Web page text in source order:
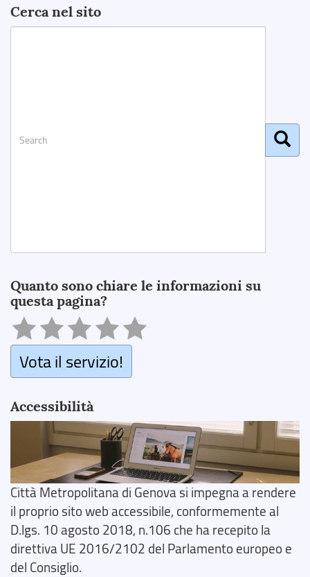
Cerca nel sito
Quanto sono chiare le informazioni su
questa pagina?
Vota il servizio!
Accessibilità
Città Metropolitana di Genova si impegna a rendere
il proprio sito web accessibile, conformemente al
D.lgs. 10 agosto 2018, n.106 che ha recepito la
direttiva UE 2016/2102 del Parlamento europeo e
del Consiglio.